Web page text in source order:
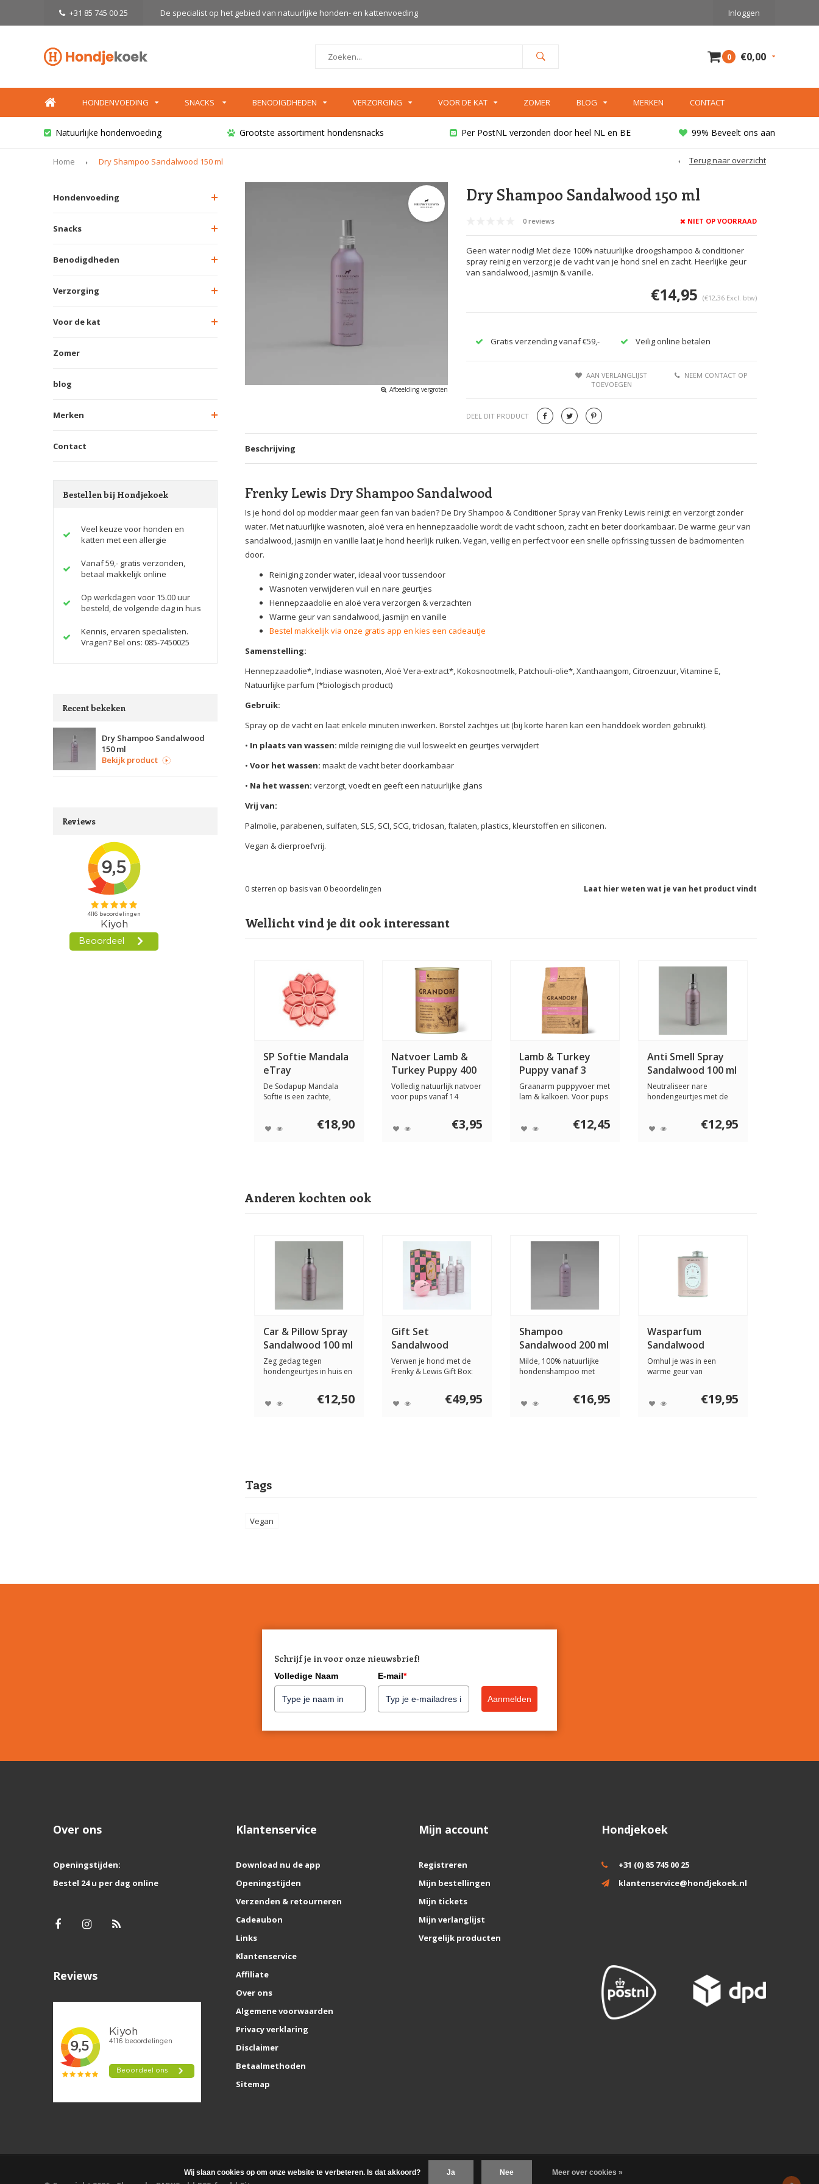
+31 85 745 00 25 De specialist op het gebied van natuurlijke honden- en kattenvoeding Inloggen
0 €0,00
HONDENVOEDING SNACKS BENODIGDHEDEN VERZORGING VOOR DE KAT ZOMER BLOG MERKEN CONTACT
Natuurlijke hondenvoeding Grootste assortiment hondensnacks Per PostNL verzonden door heel NL en BE 99% Beveelt ons aan
Home Dry Shampoo Sandalwood 150 ml Terug naar overzicht
Hondenvoeding
Snacks
Benodigdheden
Verzorging
Voor de kat
Zomer
blog
Merken
Contact
Bestellen bij Hondjekoek
Veel keuze voor honden en
katten met een allergie
Vanaf 59,- gratis verzonden,
betaal makkelijk online
Op werkdagen voor 15.00 uur
besteld, de volgende dag in huis
Kennis, ervaren specialisten.
Vragen? Bel ons: 085-7450025
Recent bekeken
Dry Shampoo Sandalwood
150 ml
Bekijk product
Reviews
Afbeelding vergroten
Dry Shampoo Sandalwood 150 ml
0 reviews NIET OP VOORRAAD
Geen water nodig! Met deze 100% natuurlijke droogshampoo & conditioner
spray reinig en verzorg je de vacht van je hond snel en zacht. Heerlijke geur
van sandalwood, jasmijn & vanille.
€14,95 (€12,36 Excl. btw)
Gratis verzending vanaf €59,- Veilig online betalen
AAN VERLANGLIJST
TOEVOEGEN
NEEM CONTACT OP
DEEL DIT PRODUCT
Beschrijving
Frenky Lewis Dry Shampoo Sandalwood
Is je hond dol op modder maar geen fan van baden? De Dry Shampoo & Conditioner Spray van Frenky Lewis reinigt en verzorgt zonder
water. Met natuurlijke wasnoten, aloë vera en hennepzaadolie wordt de vacht schoon, zacht en beter doorkambaar. De warme geur van
sandalwood, jasmijn en vanille laat je hond heerlijk ruiken. Vegan, veilig en perfect voor een snelle opfrissing tussen de badmomenten
door.
Reiniging zonder water, ideaal voor tussendoor
Wasnoten verwijderen vuil en nare geurtjes
Hennepzaadolie en aloë vera verzorgen & verzachten
Warme geur van sandalwood, jasmijn en vanille
Bestel makkelijk via onze gratis app en kies een cadeautje
Samenstelling:
Hennepzaadolie*, Indiase wasnoten, Aloë Vera-extract*, Kokosnootmelk, Patchouli-olie*, Xanthaangom, Citroenzuur, Vitamine E,
Natuurlijke parfum (*biologisch product)
Gebruik:
Spray op de vacht en laat enkele minuten inwerken. Borstel zachtjes uit (bij korte haren kan een handdoek worden gebruikt).
• In plaats van wassen: milde reiniging die vuil losweekt en geurtjes verwijdert
• Voor het wassen: maakt de vacht beter doorkambaar
• Na het wassen: verzorgt, voedt en geeft een natuurlijke glans
Vrij van:
Palmolie, parabenen, sulfaten, SLS, SCI, SCG, triclosan, ftalaten, plastics, kleurstoffen en siliconen.
Vegan & dierproefvrij.
Laat hier weten wat je van het product vindt
0 sterren op basis van 0 beoordelingen
Wellicht vind je dit ook interessant
SP Softie Mandala
eTray
De Sodapup Mandala
Softie is een zachte,
€18,90
Natvoer Lamb &
Turkey Puppy 400
gram
Volledig natuurlijk natvoer
voor pups vanaf 14
€3,95
Lamb & Turkey
Puppy vanaf 3
weken
Graanarm puppyvoer met
lam & kalkoen. Voor pups
€12,45
Anti Smell Spray
Sandalwood 100 ml
Neutraliseer nare
hondengeurtjes met de
€12,95
Anderen kochten ook
Car & Pillow Spray
Sandalwood 100 ml
Zeg gedag tegen
hondengeurtjes in huis en
€12,50
Gift Set
Sandalwood
Verwen je hond met de
Frenky & Lewis Gift Box:
€49,95
Shampoo
Sandalwood 200 ml
Milde, 100% natuurlijke
hondenshampoo met
€16,95
Wasparfum
Sandalwood
Omhul je was in een
warme geur van
€19,95
Tags
Vegan
Schrijf je in voor onze nieuwsbrief!
Volledige Naam E-mail*
Aanmelden
Over ons
Openingstijden:
Bestel 24 u per dag online
Reviews
Klantenservice
Download nu de app
Openingstijden
Verzenden & retourneren
Cadeaubon
Links
Klantenservice
Affiliate
Over ons
Algemene voorwaarden
Privacy verklaring
Disclaimer
Betaalmethoden
Sitemap
Mijn account
Registreren
Mijn bestellingen
Mijn tickets
Mijn verlanglijst
Vergelijk producten
Hondjekoek
+31 (0) 85 745 00 25
klantenservice@hondjekoek.nl
Wij slaan cookies op om onze website te verbeteren. Is dat akkoord? Ja Nee Meer over cookies »